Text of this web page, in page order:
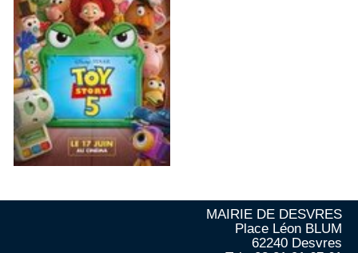
MAIRIE DE DESVRES
Place Léon BLUM
62240 Desvres